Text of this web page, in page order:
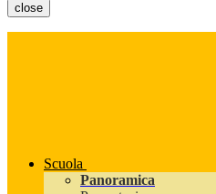
close
Scuola
Panoramica